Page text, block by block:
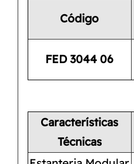
Código
FED 3044 06
Características
Técnicas